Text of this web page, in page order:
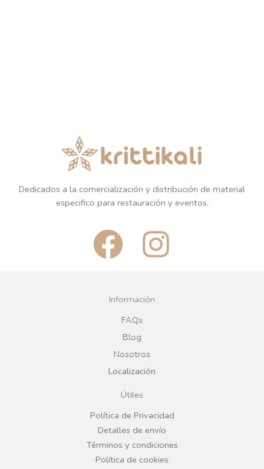
Dedicados a la comercialización y distribución de material
especifico para restauración y eventos.
F
a
c
e
b
o
o
k
I
n
g
r
a
Información
FAQs
Blog
Nosotros
Localización
Útiles
Política de Privacidad
Detalles de envío
Términos y condiciones
Política de cookies